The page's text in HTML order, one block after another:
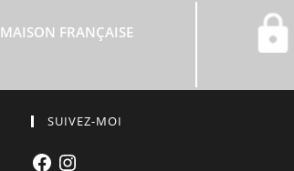
MAISON FRANÇAISE
SUIVEZ-MOI
FacebookInstagram